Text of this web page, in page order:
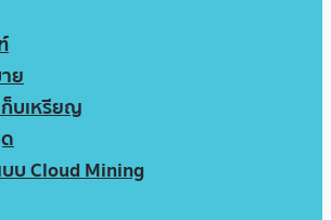
ย
ก็บเหรียญ
บ Cloud Mining